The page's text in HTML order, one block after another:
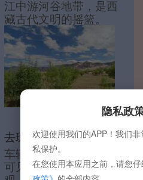
江中游河谷地带，是西
藏古代文明的摇篮。
去珠峰大本营沿途拍
车辆沿峡谷行驶，右侧
可见绒布冰川的冰舌景
隐私政
欢迎使用我们的APP！我们
私保护。
在您使用本应用之前，请您